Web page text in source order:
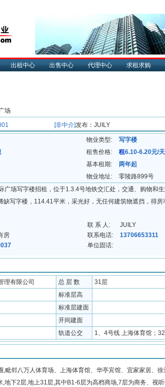
出租中心 出售中心 代理中心 求租求购
场
[非中介]发布：JUILY
物业类型: 写字楼
租售价格: 租6.10-6.20元/
基本租期: 两年起
物业地址:
零陵路899号
广场写字楼招租，位于1.3.4号地铁交汇处，交通、购物和
缺写字楼，114.41平米，采光好，无任何建筑物遮挡，得
联 系 人: JUILY
房 联系电话:
13706653311
单位固话:
理有限公司 总 层 数 31层
标准层高
标准层建面
开间建面
轨道公交 1、4号线 上海体育馆；
邻八万人体育场、上海体育馆、华亭宾馆、宜家家居、徐
下2层,地上31层,其中B1-6层为高档商场,7层为商务、视